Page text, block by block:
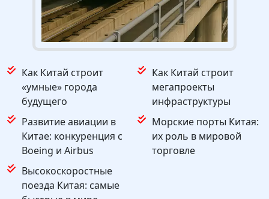
Как Китай строит
«умные» города
будущего
Как Китай строит
мегапроекты
инфраструктуры
Развитие авиации в
Китае: конкуренция с
Boeing и Airbus
Морские порты Китая:
их роль в мировой
торговле
Высокоскоростные
поезда Китая: самые